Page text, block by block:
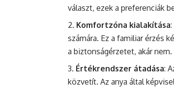
választ, ezek a preferenciák
Komfortzóna kialakítása
számára. Ez a familiar érzés
a biztonságérzetet, akár nem.
Értékrendszer átadása:
közvetít. Az anya által